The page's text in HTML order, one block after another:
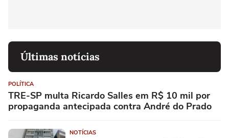
Últimas notícias
POLÍTICA
TRE-SP multa Ricardo Salles em R$ 10 mil por
propaganda antecipada contra André do Prado
NOTÍCIAS